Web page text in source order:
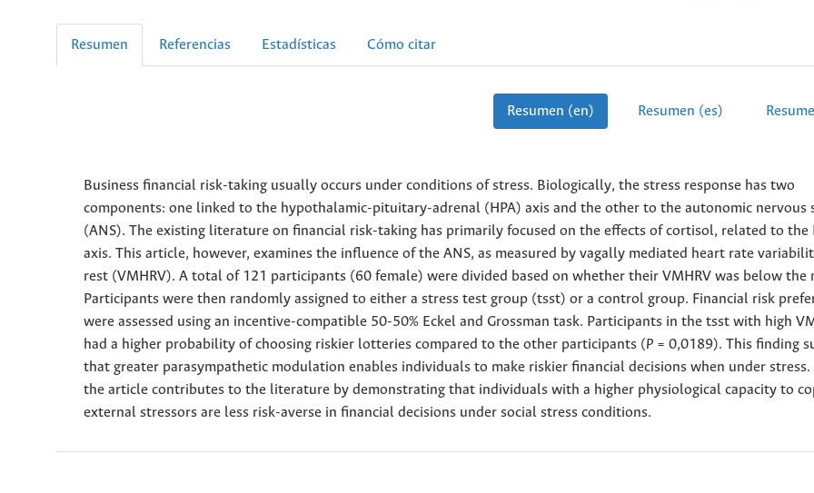
Resumen Referencias Estadísticas Cómo citar
Resumen (en) Resumen (es)
Business financial risk-taking usually occurs under conditions of stress. Biologically, the stress response has two
components: one linked to the hypothalamic-pituitary-adrenal (HPA) axis and the other to the autonomic nervous
(ANS). The existing literature on financial risk-taking has primarily focused on the effects of cortisol, related to the
axis. This article, however, examines the influence of the ANS, as measured by vagally mediated heart rate
rest (VMHRV). A total of 121 participants (60 female) were divided based on whether their VMHRV was below the
Participants were then randomly assigned to either a stress test group (tsst) or a control group. Financial risk
were assessed using an incentive-compatible 50-50% Eckel and Grossman task. Participants in the tsst with high
had a higher probability of choosing riskier lotteries compared to the other participants (P = 0,0189). This finding
that greater parasympathetic modulation enables individuals to make riskier financial decisions when under stress.
the article contributes to the literature by demonstrating that individuals with a higher physiological capacity to
external stressors are less risk-averse in financial decisions under social stress conditions.